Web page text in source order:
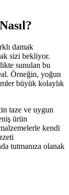
damak
sizi bekliyor.
sunulan bu
Örneğin, yoğun
büyük kolaylık
taze ve uygun
ürün
kendi
tutmanıza olanak